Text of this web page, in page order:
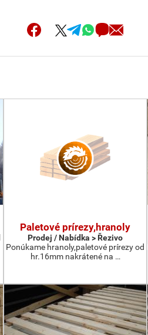
Paletové prírezy,hranoly
Prodej / Nabídka > Řezivo
Ponúkame hranoly,paletové prírezy od
hr.16mm nakrátené na …